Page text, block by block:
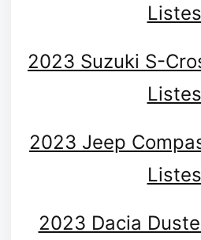
2023 Suzuki S-
2023 Jeep
2023 Dacia